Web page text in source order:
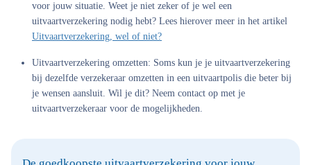
voor jouw situatie. Weet je niet zeker of je wel een
uitvaartverzekering nodig hebt? Lees hierover meer in het artikel
Uitvaartverzekering, wel of niet?
Uitvaartverzekering omzetten: Soms kun je je uitvaartverzekering
bij dezelfde verzekeraar omzetten in een uitvaartpolis die beter bij
je wensen aansluit. Wil je dit? Neem contact op met je
uitvaartverzekeraar voor de mogelijkheden.